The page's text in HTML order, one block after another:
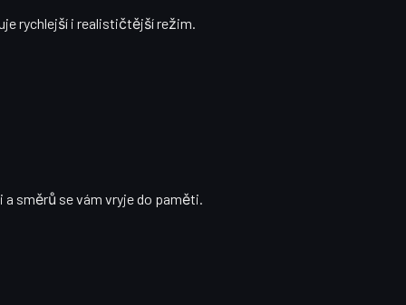
rychlejší i realističtější režim.
a směrů se vám vryje do paměti.